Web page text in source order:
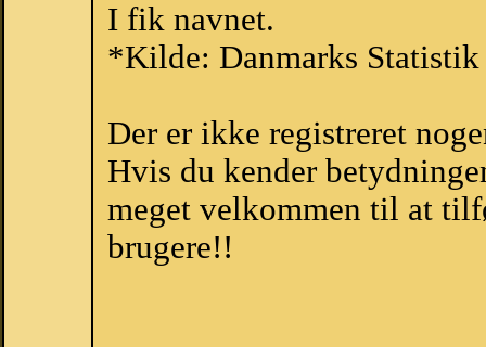
I fik navnet.
*Kilde: Danmarks Statistik
Der er ikke registreret
Hvis du kender
meget velkommen til at
brugere!!